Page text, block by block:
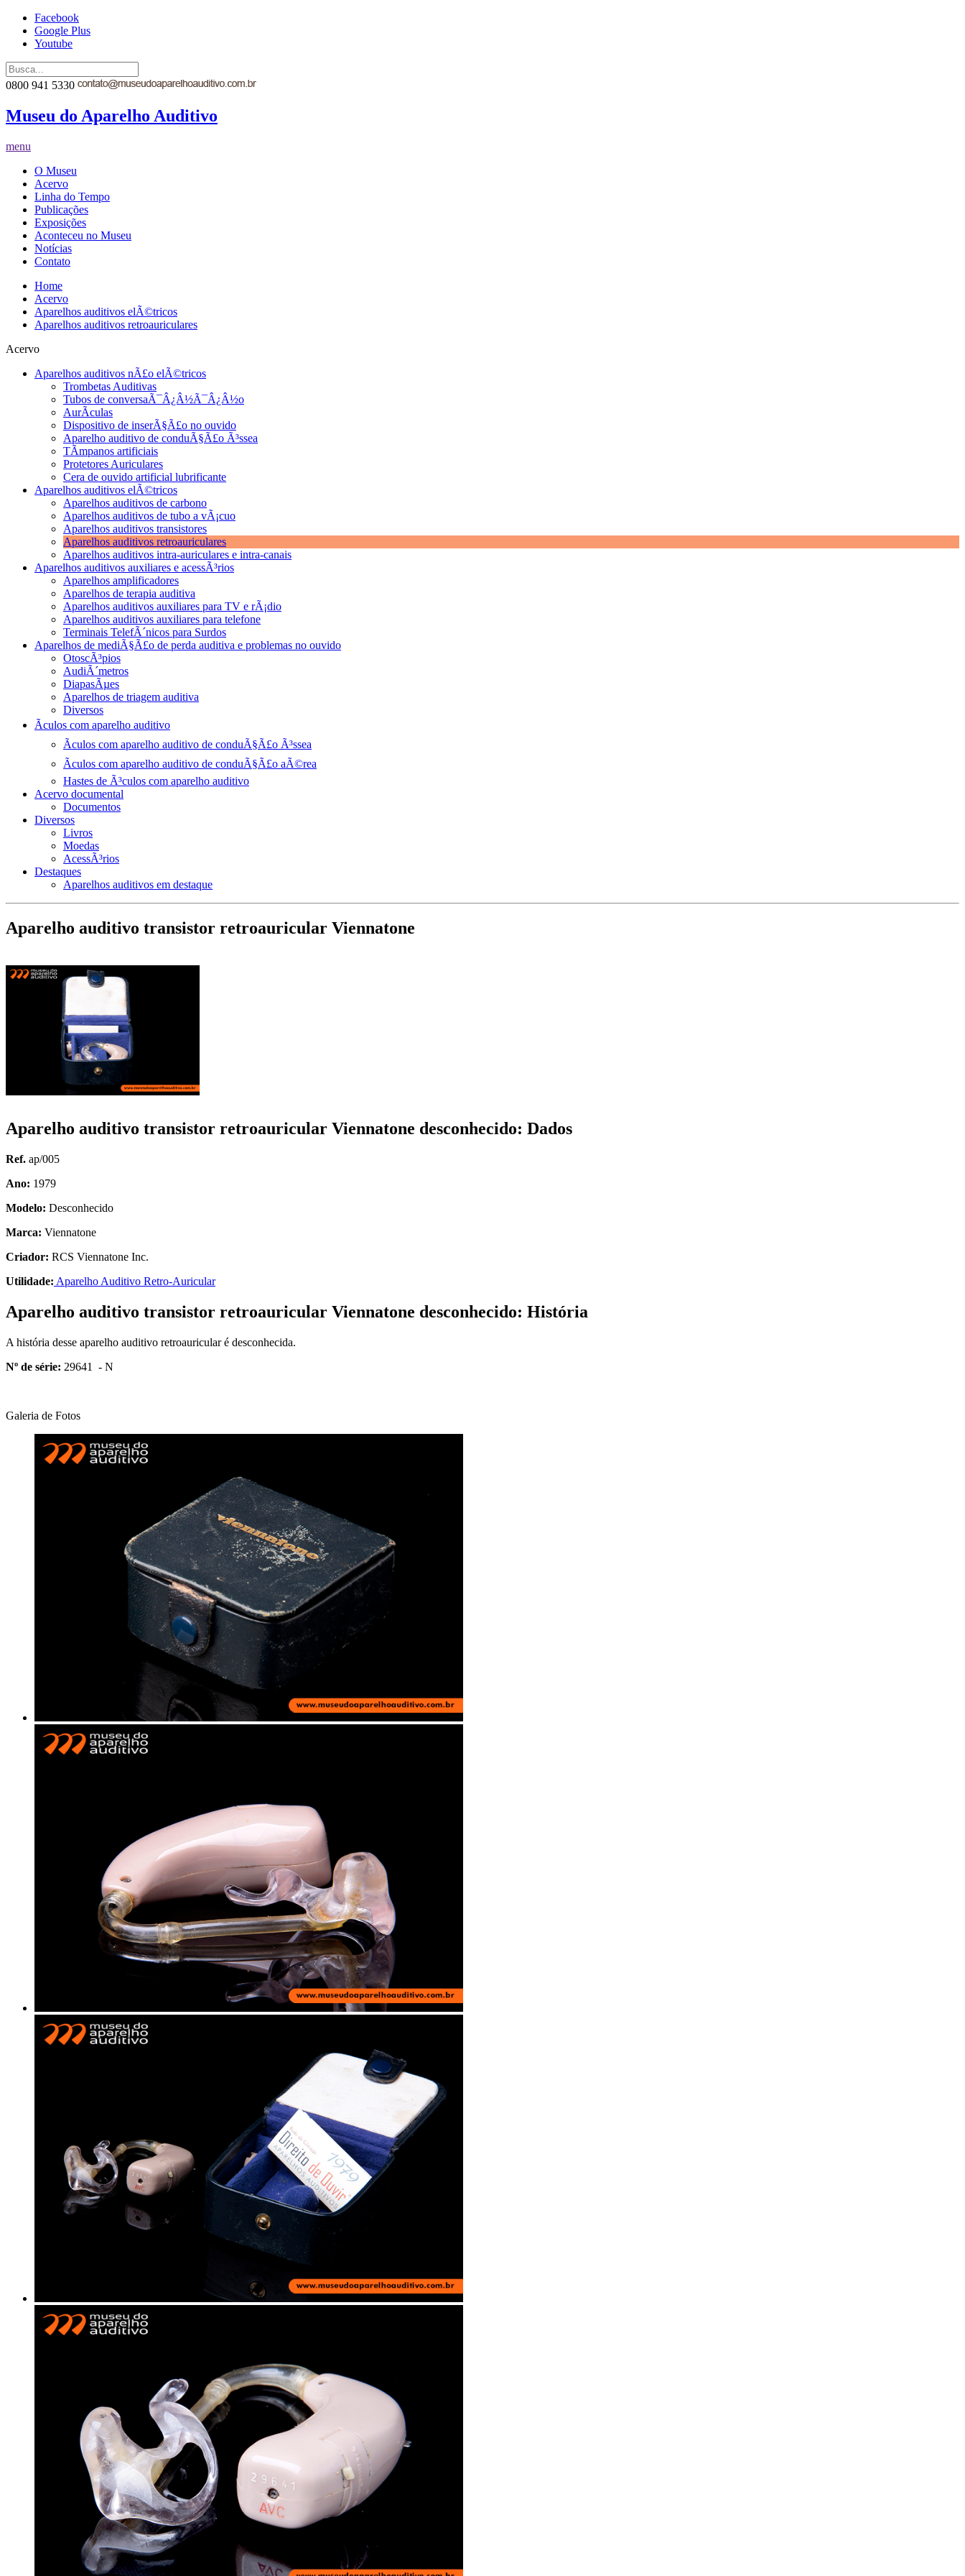
Facebook
Google Plus
Youtube
0800 941 5330
Museu do Aparelho Auditivo
menu
O Museu
Acervo
Linha do Tempo
Publicações
Exposições
Aconteceu no Museu
Notícias
Contato
Home
Acervo
Aparelhos auditivos elÃ©tricos
Aparelhos auditivos retroauriculares
Acervo
Aparelhos auditivos nÃ£o elÃ©tricos
Trombetas Auditivas
Tubos de conversaÃ¯Â¿Â½Ã¯Â¿Â½o
AurÃ­culas
Dispositivo de inserÃ§Ã£o no ouvido
Aparelho auditivo de conduÃ§Ã£o Ã³ssea
TÃ­mpanos artificiais
Protetores Auriculares
Cera de ouvido artificial lubrificante
Aparelhos auditivos elÃ©tricos
Aparelhos auditivos de carbono
Aparelhos auditivos de tubo a vÃ¡cuo
Aparelhos auditivos transistores
Aparelhos auditivos retroauriculares
Aparelhos auditivos intra-auriculares e intra-canais
Aparelhos auditivos auxiliares e acessÃ³rios
Aparelhos amplificadores
Aparelhos de terapia auditiva
Aparelhos auditivos auxiliares para TV e rÃ¡dio
Aparelhos auditivos auxiliares para telefone
Terminais TelefÃ´nicos para Surdos
Aparelhos de mediÃ§Ã£o de perda auditiva e problemas no ouvido
OtoscÃ³pios
AudiÃ´metros
DiapasÃµes
Aparelhos de triagem auditiva
Diversos
Ãculos com aparelho auditivo
Ãculos com aparelho auditivo de conduÃ§Ã£o Ã³ssea
Ãculos com aparelho auditivo de conduÃ§Ã£o aÃ©rea
Hastes de Ã³culos com aparelho auditivo
Acervo documental
Documentos
Diversos
Livros
Moedas
AcessÃ³rios
Destaques
Aparelhos auditivos em destaque
Aparelho auditivo transistor retroauricular Viennatone
Aparelho auditivo transistor retroauricular Viennatone desconhecido: Dados
Ref. ap/005
Ano: 1979
Modelo: Desconhecido
Marca: Viennatone
Criador: RCS Viennatone Inc.
Utilidade: Aparelho Auditivo Retro-Auricular
Aparelho auditivo transistor retroauricular Viennatone desconhecido: História
A história desse aparelho auditivo retroauricular é desconhecida.
Nº de série: 29641 - N
Galeria de Fotos